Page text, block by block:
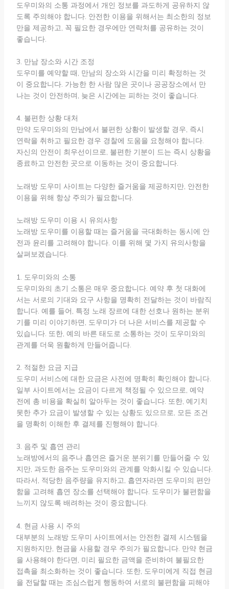
도우미와의 소통 과정에서 개인 정보를 과도하게 공유하지 않
도록 주의해야 합니다. 안전한 이용을 위해서는 최소한의 정보
만을 제공하고, 꼭 필요한 경우에만 연락처를 공유하는 것이
좋습니다.
3. 만남 장소와 시간 조정
도우미를 예약할 때, 만남의 장소와 시간을 미리 확정하는 것
이 중요합니다. 가능한 한 사람 많은 곳이나 공공장소에서 만
나는 것이 안전하며, 늦은 시간에는 피하는 것이 좋습니다.
4. 불편한 상황 대처
만약 도우미와의 만남에서 불편한 상황이 발생할 경우, 즉시
연락을 취하고 필요한 경우 경찰에 도움을 요청해야 합니다.
자신의 안전이 최우선이므로, 불편한 기분이 드는 즉시 상황을
종료하고 안전한 곳으로 이동하는 것이 중요합니다.
노래방 도우미 사이트는 다양한 즐거움을 제공하지만, 안전한
이용을 위해 항상 주의가 필요합니다.
노래방 도우미 이용 시 유의사항
노래방 도우미를 이용할 때는 즐거움을 극대화하는 동시에 안
전과 윤리를 고려해야 합니다. 이를 위해 몇 가지 유의사항을
살펴보겠습니다.
1. 도우미와의 소통
도우미와의 초기 소통은 매우 중요합니다. 예약 후 첫 대화에
서는 서로의 기대와 요구 사항을 명확히 전달하는 것이 바람직
합니다. 예를 들어, 특정 노래 장르에 대한 선호나 원하는 분위
기를 미리 이야기하면, 도우미가 더 나은 서비스를 제공할 수
있습니다. 또한, 예의 바른 태도로 소통하는 것이 도우미와의
관계를 더욱 원활하게 만들어줍니다.
2. 적절한 요금 지급
도우미 서비스에 대한 요금은 사전에 명확히 확인해야 합니다.
일부 사이트에서는 요금이 다르게 책정될 수 있으므로, 예약
전에 총 비용을 확실히 알아두는 것이 좋습니다. 또한, 예기치
못한 추가 요금이 발생할 수 있는 상황도 있으므로, 모든 조건
을 명확히 이해한 후 결제를 진행해야 합니다.
3. 음주 및 흡연 관리
노래방에서의 음주나 흡연은 즐거운 분위기를 만들어줄 수 있
지만, 과도한 음주는 도우미와의 관계를 악화시킬 수 있습니다.
따라서, 적당한 음주량을 유지하고, 흡연자라면 도우미의 편안
함을 고려해 흡연 장소를 선택해야 합니다. 도우미가 불편함을
느끼지 않도록 배려하는 것이 중요합니다.
4. 현금 사용 시 주의
대부분의 노래방 도우미 사이트에서는 안전한 결제 시스템을
지원하지만, 현금을 사용할 경우 주의가 필요합니다. 만약 현금
을 사용해야 한다면, 미리 필요한 금액을 준비하여 불필요한
접촉을 최소화하는 것이 좋습니다. 또한, 도우미에게 직접 현금
을 전달할 때는 조심스럽게 행동하여 서로의 불편함을 피해야